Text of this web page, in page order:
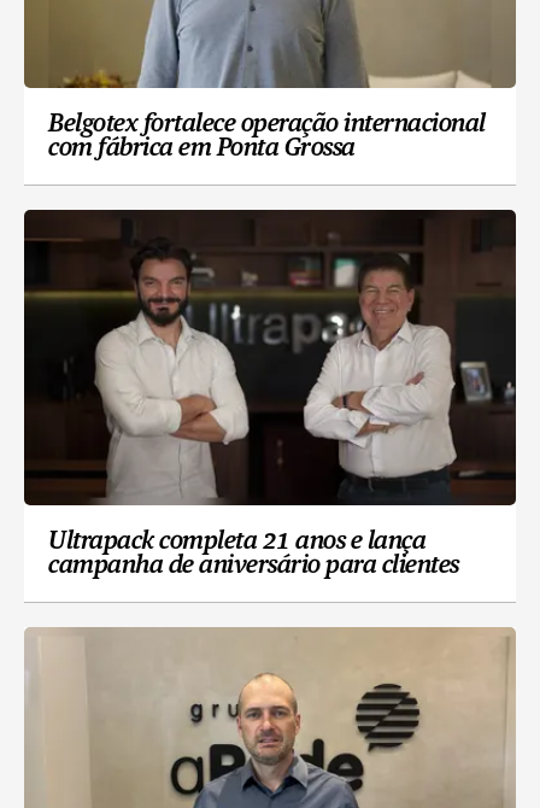
Belgotex fortalece operação internacional
com fábrica em Ponta Grossa
Ultrapack completa 21 anos e lança
campanha de aniversário para clientes